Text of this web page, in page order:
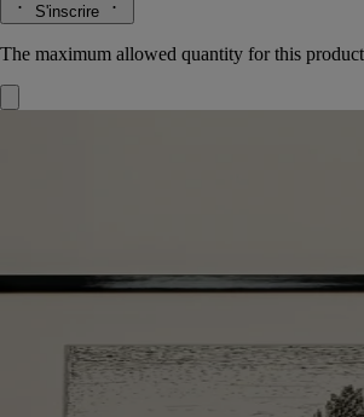
S'inscrire
The maximum allowed quantity for this product